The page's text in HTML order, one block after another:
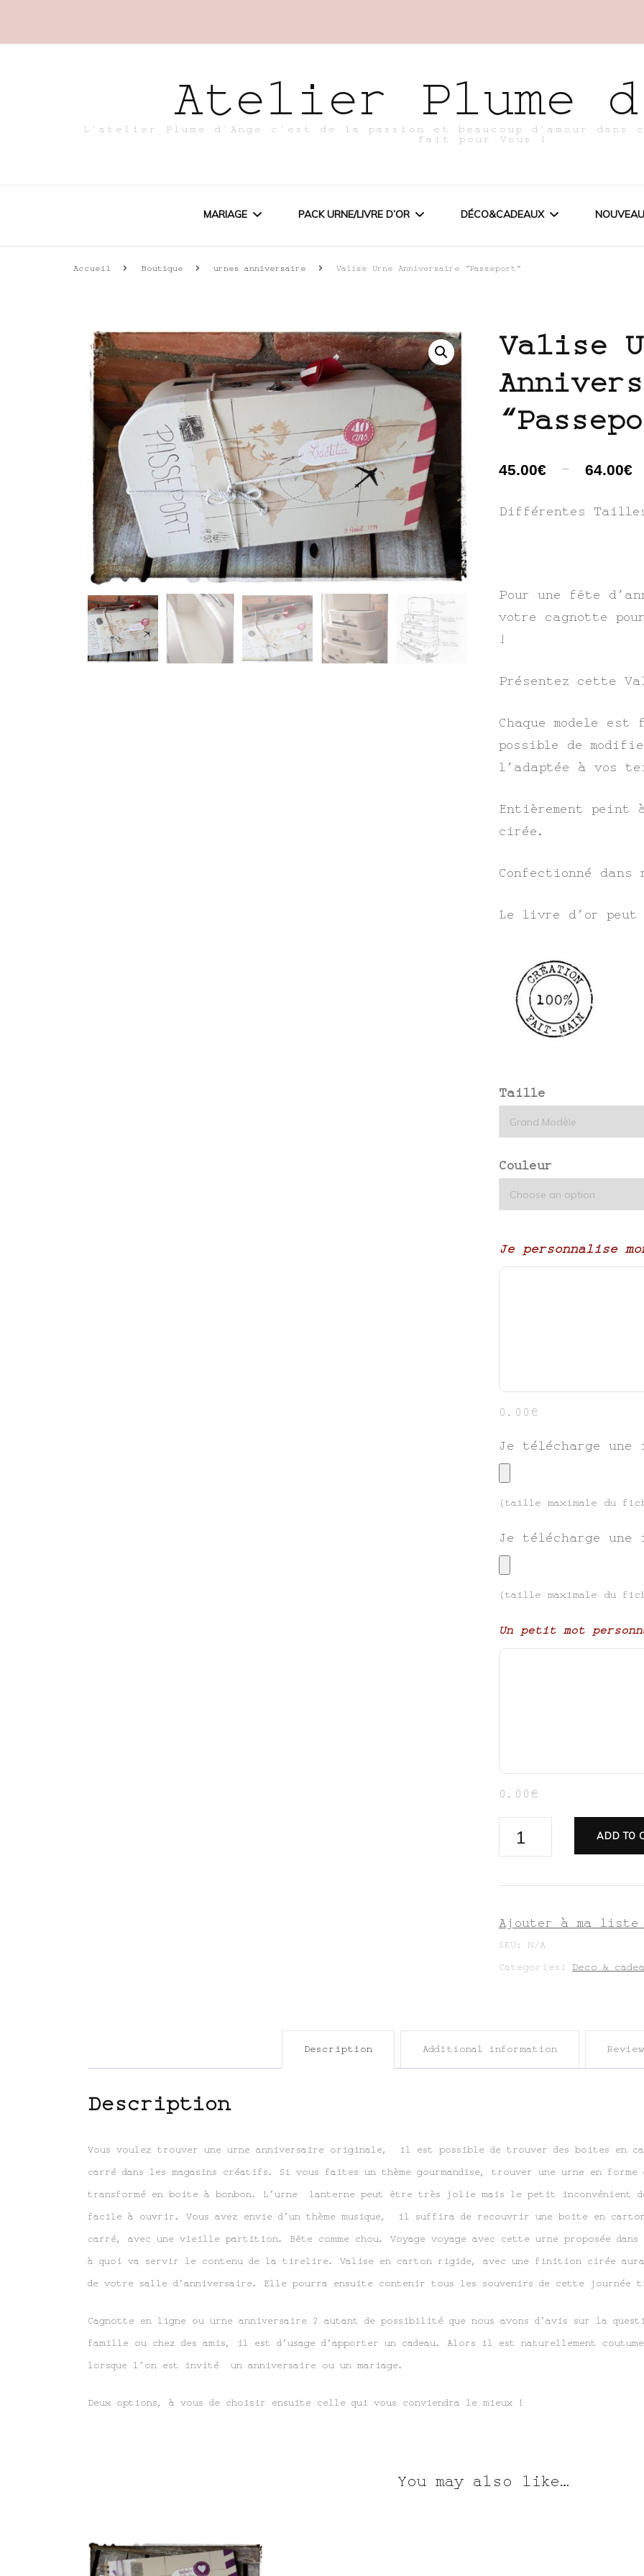
Atelier Plume
L'atelier Plume d'Ange c'est de la passion et beaucoup d'amour dans
Fait pour Vous !
MARIAGE
ALBUMS PHOTOS
BOITES ALLIANCES
PLAN DE TABLE
STYLOS POUR LIVRE D’OR
PACK URNE/LIVRE D’OR DÉCO&CADEAUX
LA P’TITE BOITE DE PETITS
CABINET DE CURIOSITÉ
Accueil Boutique urnes anniversaire Valise Urne Anniversaire “Passeport”
Valise
45.00€ – 64.00€
Différentes
Pour une fête
votre cagnotte
!
Présentez cette
Chaque modele
possible de
l’adaptée à vos
Entièrement
cirée.
Confectionné dans
Le livre d’or peut
Taille
Couleur
Je personnalise
0.00€
Je télécharge une
(taille maximale du
Je télécharge une
(taille maximale du
Un petit mot
0.00€
quantity
ADD TO
Ajouter à ma liste
SKU: N/A
Categories: Deco &
Description Additional information
Description
Vous voulez trouver une urne anniversaire originale, il est possible de trouver des boites en
carré dans les magasins créatifs. Si vous faites un thème gourmandise, trouver une urne en
transformé en boite à bonbon. L’urne lanterne peut être très jolie mais le petit inconvénient
facile à ouvrir. Vous avez envie d’un thème musique, il suffira de recouvrir une boite en carton
carré, avec une vieille partition. Bête comme chou. Voyage voyage avec cette urne proposée dans
à quoi va servir le contenu de la tirelire. Valise en carton rigide, avec une finition cirée aura
de votre salle d’anniversaire. Elle pourra ensuite contenir tous les souvenirs de cette journée
Cagnotte en ligne ou urne anniversaire ? autant de possibilité que nous avons d’avis sur la
famille ou chez des amis, il est d’usage d’apporter un cadeau. Alors il est naturellement
lorsque l’on est invité un anniversaire ou un mariage.
Deux options, à vous de choisir ensuite celle qui vous conviendra le mieux !
You may also like…